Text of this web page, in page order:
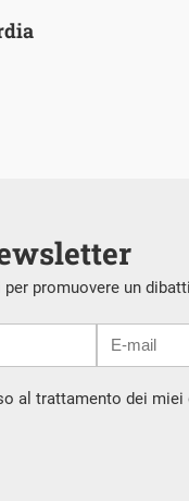
promuovere un
al trattamento dei miei